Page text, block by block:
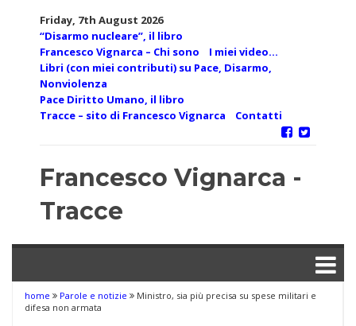
Friday, 7th August 2026
“Disarmo nucleare”, il libro
Francesco Vignarca – Chi sono
I miei video…
Libri (con miei contributi) su Pace, Disarmo,
Nonviolenza
Pace Diritto Umano, il libro
Tracce – sito di Francesco Vignarca
Contatti
Francesco Vignarca -
Tracce
home Parole e notizie
Ministro, sia più precisa su spese militari e
difesa non armata